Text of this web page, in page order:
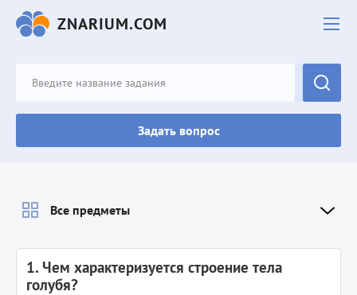
ZNARIUM.COM
Задать вопрос
1. Чем характеризуется строение тела
голубя?
Все предметы